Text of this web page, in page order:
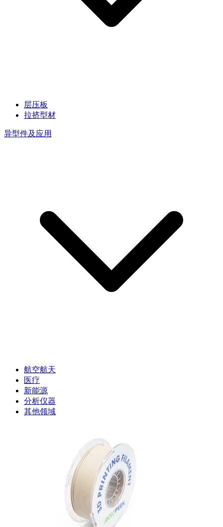
层压板
拉挤型材
异型件及应用
航空航天
医疗
新能源
分析仪器
其他领域